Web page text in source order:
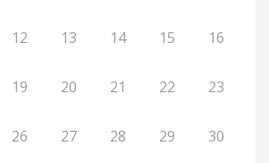
12 13 14 15 16
19 20 21 22 23
26 27 28 29 30